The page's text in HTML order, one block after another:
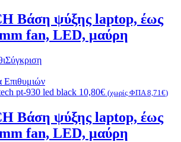
Βάση ψύξης laptop, έως
fan, LED, μαύρη
Σύγκριση
Επιθυμιών
10,80€ (χωρίς ΦΠΑ8,71€)
Βάση ψύξης laptop, έως
fan, LED, μαύρη